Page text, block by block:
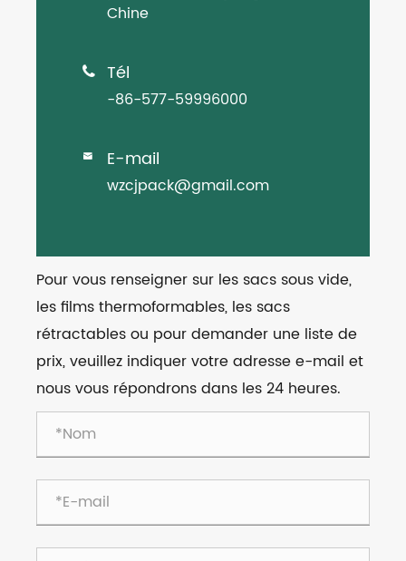
Chine
 Tél
-86-577-59996000
 E-mail
wzcjpack@gmail.com
Pour vous renseigner sur les sacs sous vide,
les films thermoformables, les sacs
rétractables ou pour demander une liste de
prix, veuillez indiquer votre adresse e-mail et
nous vous répondrons dans les 24 heures.